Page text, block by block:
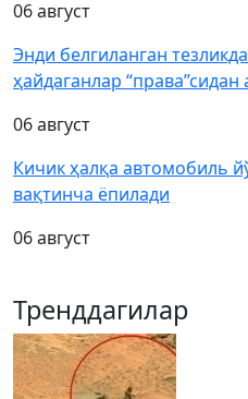
06 август
Энди белгиланган
ҳайдаганлар
06 август
Кичик ҳалқа автомобиль
вақтинча ёпилади
06 август
Тренддагилар